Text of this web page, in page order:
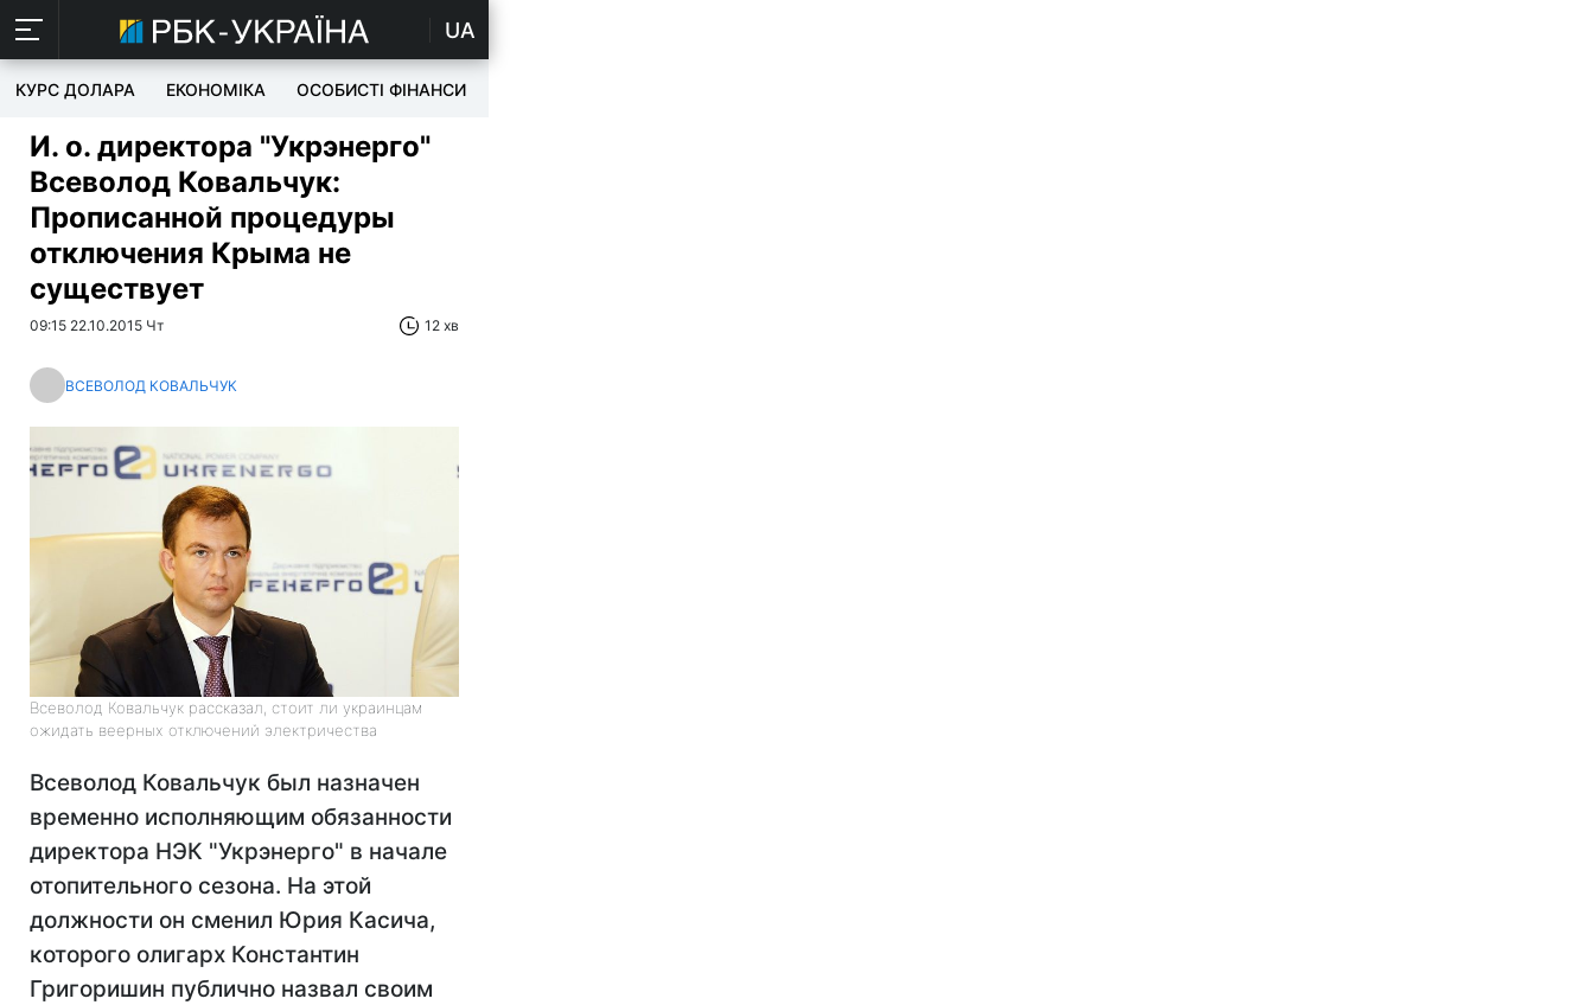
UA
КУРС ДОЛАРА ЕКОНОМІКА ОСОБИСТІ ФІНАНСИ
И. о. директора "Укрэнерго"
Всеволод Ковальчук:
Прописанной процедуры
отключения Крыма не
существует
09:15 22.10.2015 Чт 12 хв
ВСЕВОЛОД КОВАЛЬЧУК
Всеволод Ковальчук рассказал, стоит ли украинцам
ожидать веерных отключений электричества
Всеволод Ковальчук был назначен
временно исполняющим обязанности
директора НЭК "Укрэнерго" в начале
отопительного сезона. На этой
должности он сменил Юрия Касича,
которого олигарх Константин
Григоришин публично назвал своим